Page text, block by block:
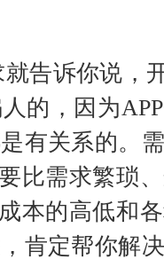
告诉你说，
的，因为
有关系的。
比需求繁琐
本的高低和
肯定帮你解